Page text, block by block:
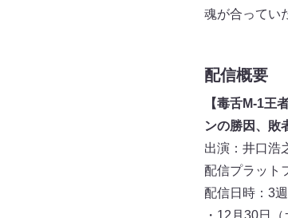
魂が合ってい
配信概要
【毒舌M-1王
ンの勝因、敗
出演：井口浩
配信プラット
配信日時：3
・12月30日